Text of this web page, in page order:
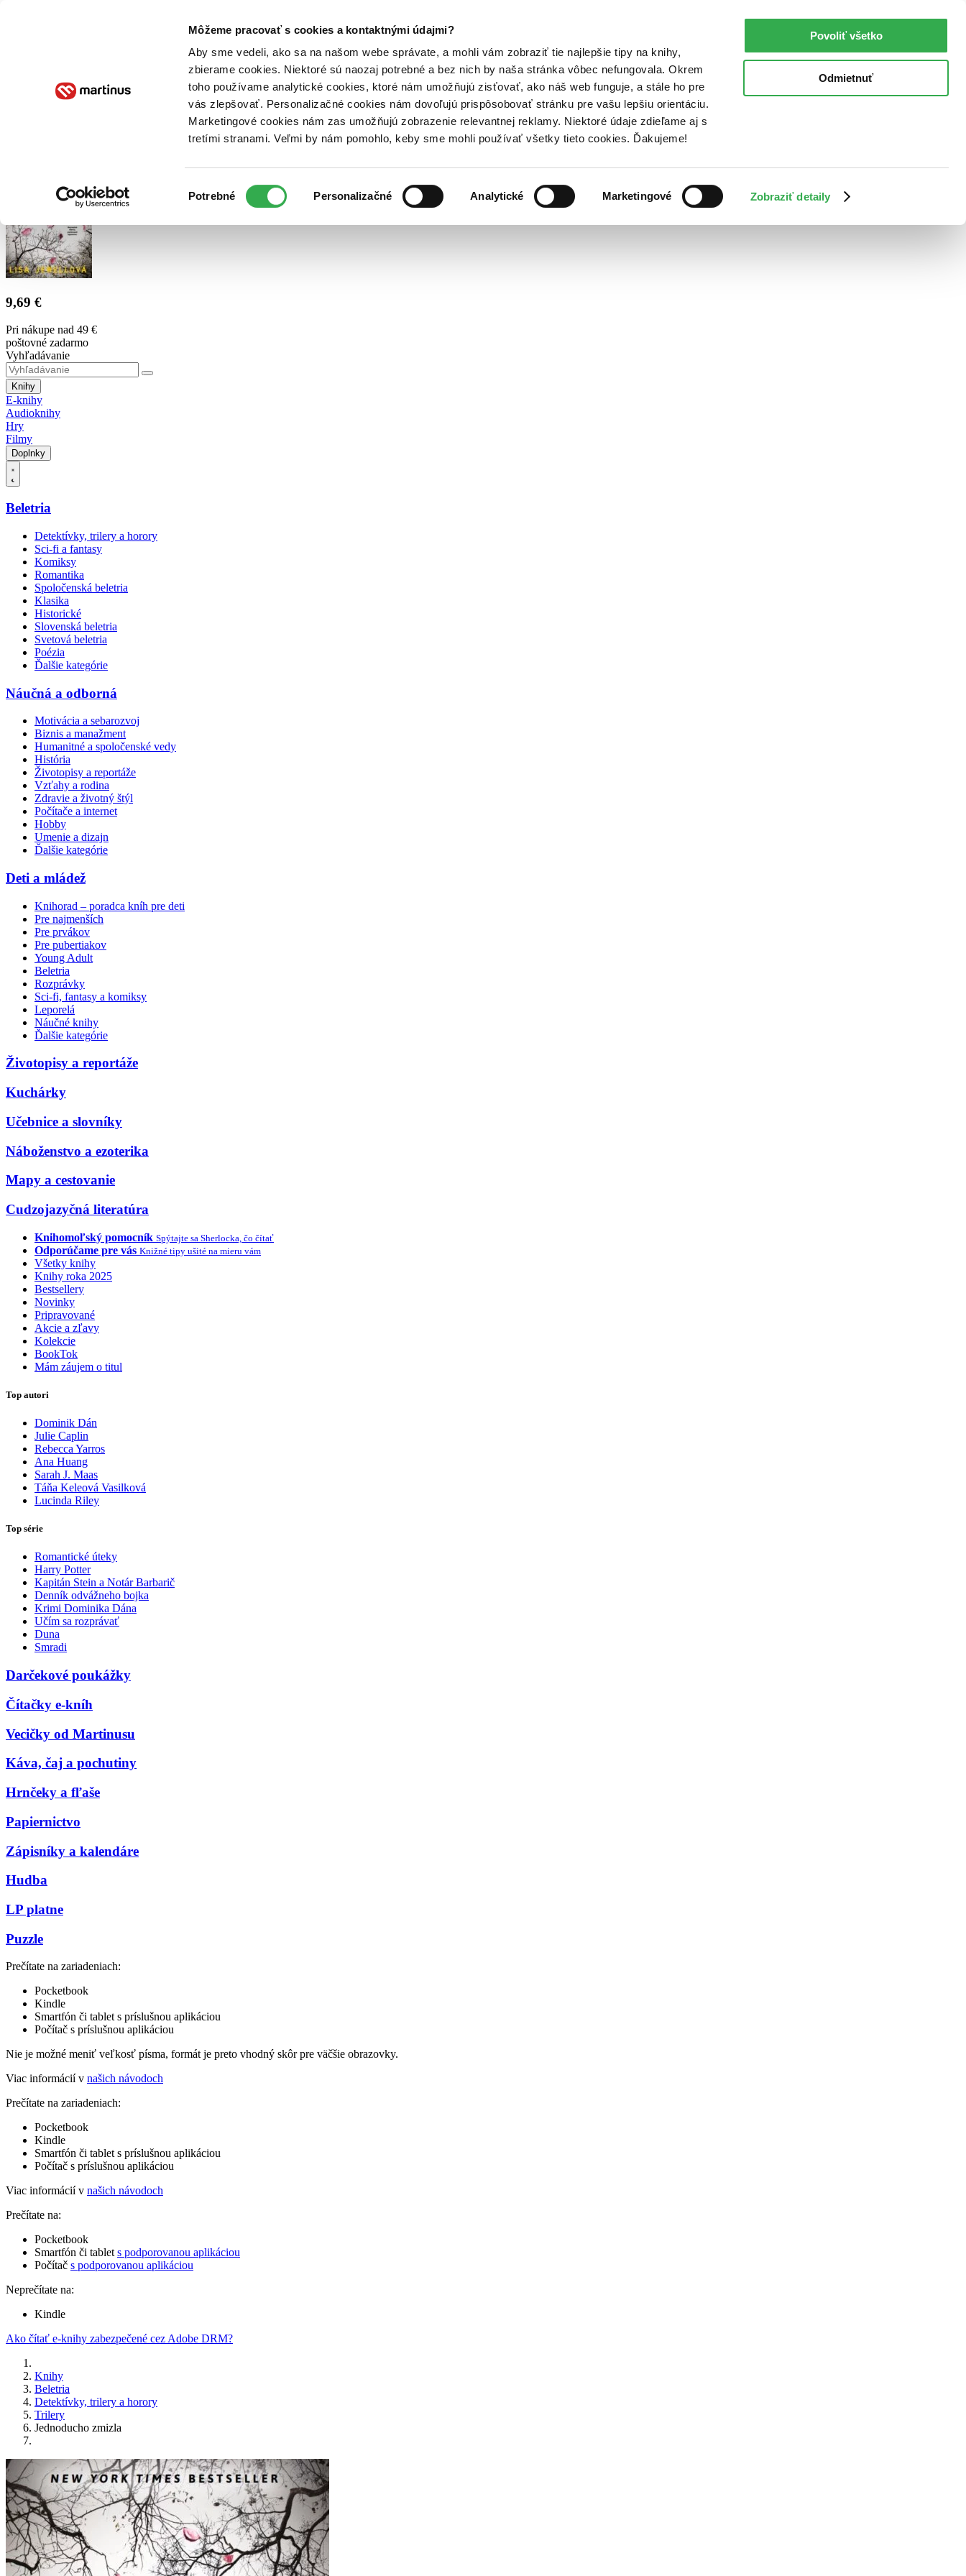
Môžeme pracovať s cookies a kontaktnými údajmi?
Aby sme vedeli, ako sa na našom webe správate, a mohli vám zobraziť tie najlepšie tipy na knihy,
zbierame cookies. Niektoré sú naozaj potrebné a bez nich by naša stránka vôbec nefungovala. Okrem
toho používame analytické cookies, ktoré nám umožňujú zisťovať, ako náš web funguje, a stále ho pre
vás zlepšovať. Personalizačné cookies nám dovoľujú prispôsobovať stránku pre vašu lepšiu orientáciu.
Marketingové cookies nám zas umožňujú zobrazenie relevantnej reklamy. Niektoré údaje zdieľame aj s
tretími stranami. Veľmi by nám pomohlo, keby sme mohli používať všetky tieto cookies. Ďakujeme!
súhlasu
Potrebné Personalizačné Analytické Marketingové Zobraziť detaily
Povoliť všetko
Odmietnuť
Poukážky Kontakt
9,69 €
Pri nákupe nad 49 €
poštovné zadarmo
Vyhľadávanie
Knihy
E-knihy
Audioknihy
Hry
Filmy
Doplnky
Beletria
Detektívky, trilery a horory
Sci-fi a fantasy
Komiksy
Romantika
Spoločenská beletria
Klasika
Historické
Slovenská beletria
Svetová beletria
Poézia
Ďalšie kategórie
Náučná a odborná
Motivácia a sebarozvoj
Biznis a manažment
Humanitné a spoločenské vedy
História
Životopisy a reportáže
Vzťahy a rodina
Zdravie a životný štýl
Počítače a internet
Hobby
Umenie a dizajn
Ďalšie kategórie
Deti a mládež
Knihorad – poradca kníh pre deti
Pre najmenších
Pre prvákov
Pre pubertiakov
Young Adult
Beletria
Rozprávky
Sci-fi, fantasy a komiksy
Leporelá
Náučné knihy
Ďalšie kategórie
Životopisy a reportáže
Kuchárky
Učebnice a slovníky
Náboženstvo a ezoterika
Mapy a cestovanie
Cudzojazyčná literatúra
Knihomoľský pomocník Spýtajte sa Sherlocka, čo čítať
Odporúčame pre vás Knižné tipy ušité na mieru vám
Všetky knihy
Knihy roka 2025
Bestsellery
Novinky
Pripravované
Akcie a zľavy
Kolekcie
BookTok
Mám záujem o titul
Top autori
Dominik Dán
Julie Caplin
Rebecca Yarros
Ana Huang
Sarah J. Maas
Táňa Keleová Vasilková
Lucinda Riley
Top série
Romantické úteky
Harry Potter
Kapitán Stein a Notár Barbarič
Denník odvážneho bojka
Krimi Dominika Dána
Učím sa rozprávať
Duna
Smradi
Darčekové poukážky
Čítačky e-kníh
Vecičky od Martinusu
Káva, čaj a pochutiny
Hrnčeky a fľaše
Papiernictvo
Zápisníky a kalendáre
Hudba
LP platne
Puzzle
Prečítate na zariadeniach:
Pocketbook
Kindle
Smartfón či tablet s príslušnou aplikáciou
Počítač s príslušnou aplikáciou
Nie je možné meniť veľkosť písma, formát je preto vhodný skôr pre väčšie obrazovky.
Viac informácií v našich návodoch
Prečítate na zariadeniach:
Pocketbook
Kindle
Smartfón či tablet s príslušnou aplikáciou
Počítač s príslušnou aplikáciou
Viac informácií v našich návodoch
Prečítate na:
Pocketbook
Smartfón či tablet s podporovanou aplikáciou
Počítač s podporovanou aplikáciou
Neprečítate na:
Kindle
Ako čítať e-knihy zabezpečené cez Adobe DRM?
Knihy
Beletria
Detektívky, trilery a horory
Trilery
Jednoducho zmizla